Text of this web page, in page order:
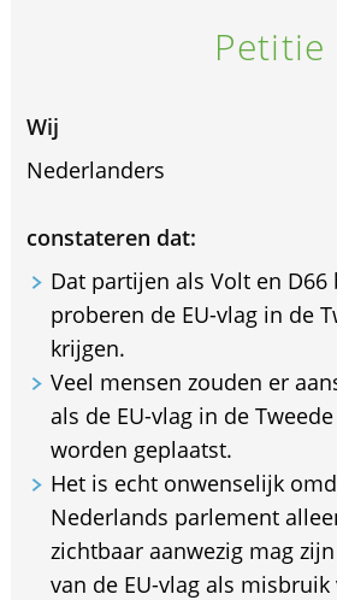
Petitie
Wij
Nederlanders
constateren dat:
Dat partijen als Volt en D66
proberen de EU-vlag in de
krijgen.
Veel mensen zouden er
als de EU-vlag in de
worden geplaatst.
Het is echt onwenselijk
Nederlands parlement
zichtbaar aanwezig mag
van de EU-vlag als